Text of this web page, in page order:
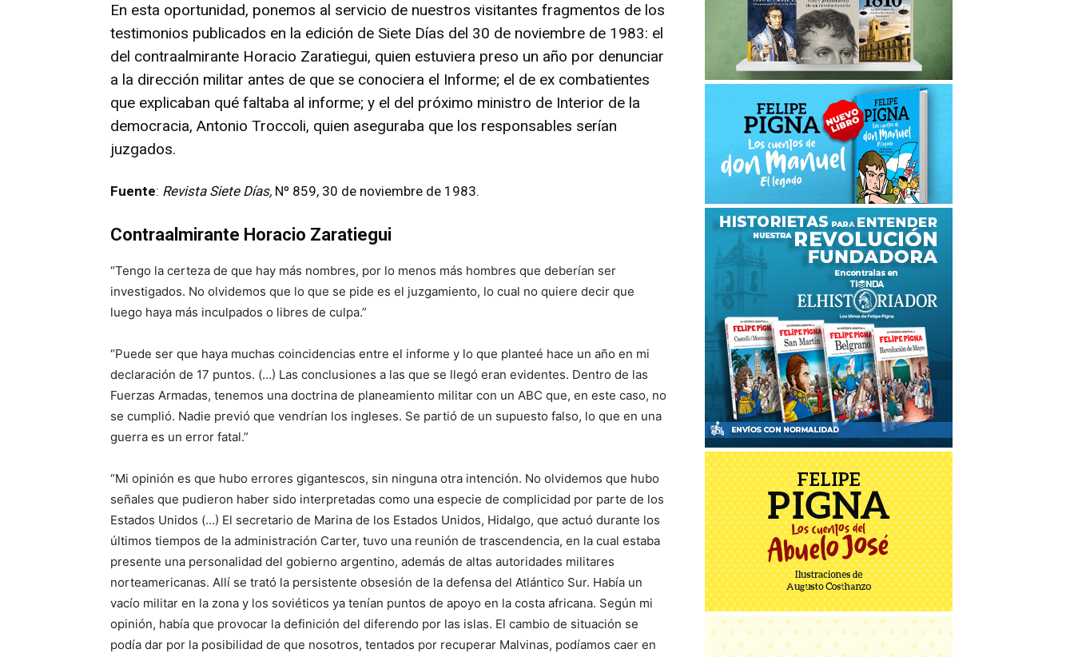
En esta oportunidad, ponemos al servicio de nuestros visitantes fragmentos de los
testimonios publicados en la edición de Siete Días del 30 de noviembre de 1983: el
del contraalmirante Horacio Zaratiegui, quien estuviera preso un año por denunciar
a la dirección militar antes de que se conociera el Informe; el de ex combatientes
que explicaban qué faltaba al informe; y el del próximo ministro de Interior de la
democracia, Antonio Troccoli, quien aseguraba que los responsables serían
juzgados.
Fuente: Revista Siete Días, Nº 859, 30 de noviembre de 1983.
Contraalmirante Horacio Zaratiegui
“Tengo la certeza de que hay más nombres, por lo menos más hombres que deberían ser
investigados. No olvidemos que lo que se pide es el juzgamiento, lo cual no quiere decir que
luego haya más inculpados o libres de culpa.”
“Puede ser que haya muchas coincidencias entre el informe y lo que planteé hace un año en mi
declaración de 17 puntos. (…) Las conclusiones a las que se llegó eran evidentes. Dentro de las
Fuerzas Armadas, tenemos una doctrina de planeamiento militar con un ABC que, en este caso, no
se cumplió. Nadie previó que vendrían los ingleses. Se partió de un supuesto falso, lo que en una
guerra es un error fatal.”
“Mi opinión es que hubo errores gigantescos, sin ninguna otra intención. No olvidemos que hubo
señales que pudieron haber sido interpretadas como una especie de complicidad por parte de los
Estados Unidos (…) El secretario de Marina de los Estados Unidos, Hidalgo, que actuó durante los
últimos tiempos de la administración Carter, tuvo una reunión de trascendencia, en la cual estaba
presente una personalidad del gobierno argentino, además de altas autoridades militares
norteamericanas. Allí se trató la persistente obsesión de la defensa del Atlántico Sur. Había un
vacío militar en la zona y los soviéticos ya tenían puntos de apoyo en la costa africana. Según mi
opinión, había que provocar la definición del diferendo por las islas. El cambio de situación se
podía dar por la posibilidad de que nosotros, tentados por recuperar Malvinas, podíamos caer en